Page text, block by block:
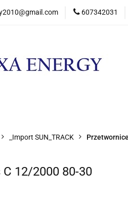
607342031
_Import SUN_TRACK
12/2000 80-30